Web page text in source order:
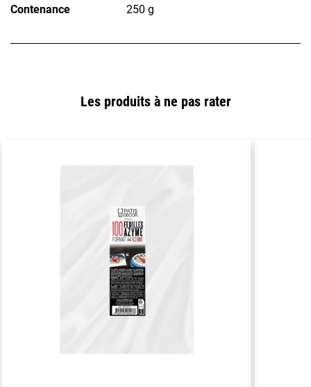
Contenance
250 g
Les produits à ne pas rater